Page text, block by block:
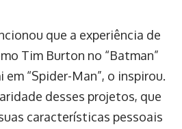
que a experiência de
Tim Burton no “Batman”
em “Spider-Man”, o inspirou.
desses projetos, que
características pessoais